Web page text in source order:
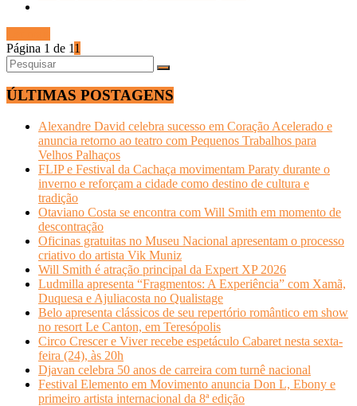
Página 1 de 11
ÚLTIMAS POSTAGENS
Alexandre David celebra sucesso em Coração Acelerado e
anuncia retorno ao teatro com Pequenos Trabalhos para
Velhos Palhaços
FLIP e Festival da Cachaça movimentam Paraty durante o
inverno e reforçam a cidade como destino de cultura e
tradição
Otaviano Costa se encontra com Will Smith em momento de
descontração
Oficinas gratuitas no Museu Nacional apresentam o processo
criativo do artista Vik Muniz
Will Smith é atração principal da Expert XP 2026
Ludmilla apresenta “Fragmentos: A Experiência” com Xamã,
Duquesa e Ajuliacosta no Qualistage
Belo apresenta clássicos de seu repertório romântico em show
no resort Le Canton, em Teresópolis
Circo Crescer e Viver recebe espetáculo Cabaret nesta sexta-
feira (24), às 20h
Djavan celebra 50 anos de carreira com turnê nacional
Festival Elemento em Movimento anuncia Don L, Ebony e
primeiro artista internacional da 8ª edição